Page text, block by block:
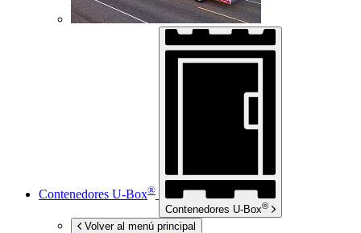
Contenedores U-Box®
Contenedores U-Box®
Volver al menú principal